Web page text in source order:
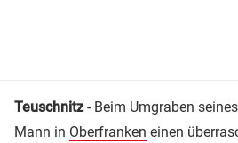
Teuschnitz- Beim Umgraben
Mann in Oberfranken einen